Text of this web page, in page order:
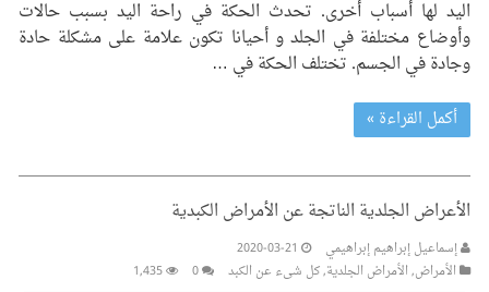
اليد لها أسباب أخرى. تحدث الحكة في راحة اليد بسبب حالات
وأوضاع مختلفة في الجلد و أحيانا تكون علامة على مشكلة حادة
وجادة في الجسم. تختلف الحكة في …
أكمل القراءة »
الأعراض الجلدية الناتجة عن الأمراض الكبدية
إسماعيل إبراهيم إبراهيمي
2020-03-21
الأمراض,الأمراض الجلدیة,کل شیء عن الکبد 0
1,435